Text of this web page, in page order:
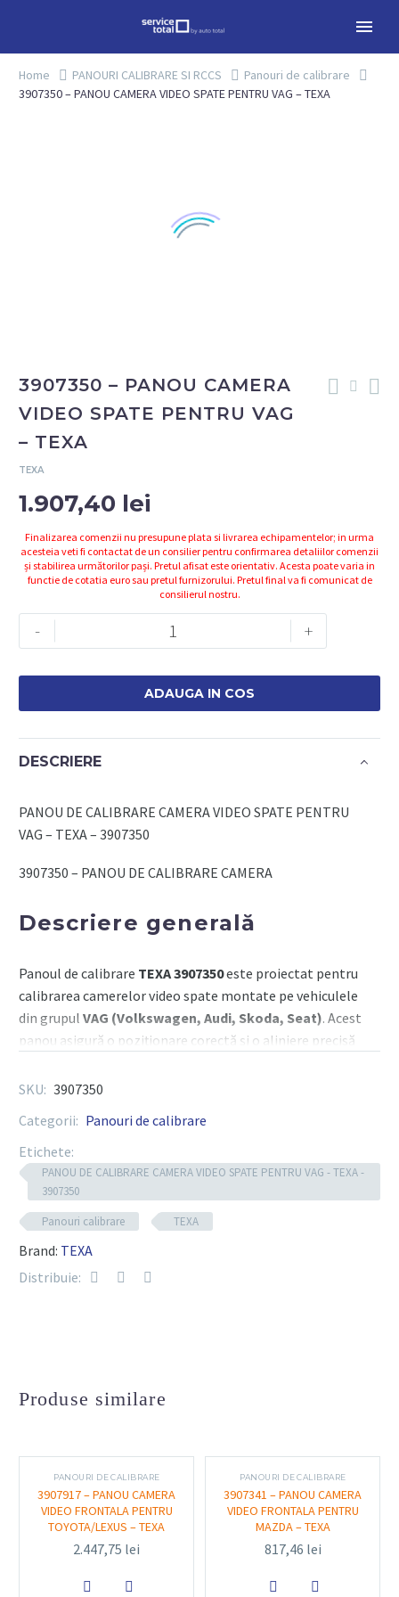
Home PANOURI CALIBRARE SI RCCS
Panouri de calibrare
3907350 – PANOU CAMERA VIDEO SPATE PENTRU VAG – TEXA
3907350 – PANOU CAMERA
VIDEO SPATE PENTRU VAG
– TEXA
TEXA
1.907,40 lei
Finalizarea comenzii nu presupune plata si livrarea echipamentelor; in urma
acesteia veti fi contactat de un consilier pentru confirmarea detaliilor comenzii
și stabilirea următorilor pași. Pretul afisat este orientativ. Acesta poate varia in
functie de cotatia euro sau pretul furnizorului. Pretul final va fi comunicat de
consilierul nostru.
-
Cantitate
3907350
CAMERA
VIDEO
SPATE
VAG
-
+
ADAUGA IN COS
DESCRIERE
PANOU DE CALIBRARE CAMERA VIDEO SPATE PENTRU
VAG – TEXA – 3907350
3907350 – PANOU DE CALIBRARE CAMERA
Descriere generală
Panoul de calibrare TEXA 3907350este proiectat pentru
calibrarea camerelor video spate montate pe vehiculele
din grupul VAG (Volkswagen, Audi, Skoda, Seat). Acest
panou asigură o poziționare corectă și o aliniere precisă
Compatibil cu rigurile TEXA RCCS și recunoscut automat
calibrațiilor conforme cu standardele producătorilor.
Componente tehnice
Cod produs RX:
video spate VAG
video spate, ușor de poziționat
pentru uz repetat în service-uri
Utilizare:compatibil cu rigurile TEXA RCCS 2 și
RCCS 3 și cu software-ul IDC5/IDC6
Funcționalitate și utilizare
SKU: 3907350
Categorii: Panouri de calibrare
Etichete:
PANOU DE CALIBRARE CAMERA VIDEO SPATE PENTRU VAG - TEXA -
3907350
Panouri calibrare
TEXA
Brand: TEXA
Distribuie:
Produse similare
PANOURI DE CALIBRARE
3907917 – PANOU CAMERA
VIDEO FRONTALA PENTRU
TOYOTA/LEXUS – TEXA
2.447,75 lei

PANOURI DE CALIBRARE
3907341 – PANOU CAMERA
VIDEO FRONTALA PENTRU
MAZDA – TEXA
817,46 lei
